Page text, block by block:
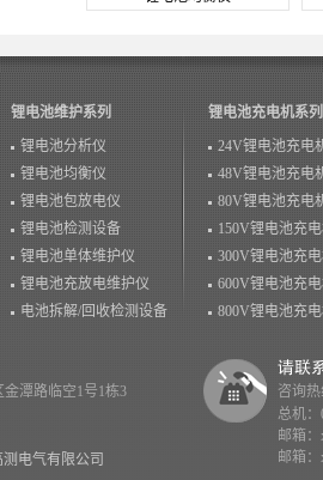
锂电池维护系列
锂电池分析仪
锂电池均衡仪
锂电池包放电仪
锂电池检测设备
锂电池单体维护仪
锂电池充放电维护仪
电池拆解/回收检测设备
锂电池充电机系列
24V锂电池充电
48V锂电池充电
80V锂电池充电
150V锂电池充
300V锂电池充
600V锂电池充
800V锂电池充
测电气有限公司
潭路临空1号1栋3
咨询热
总机：
邮箱：
邮箱